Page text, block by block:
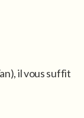
il vous suffit